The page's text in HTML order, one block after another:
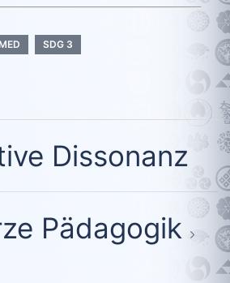
MED SDG 3
Dissonanz
Pädagogik